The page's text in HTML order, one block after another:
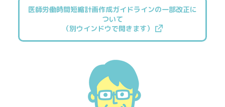
医師労働時間短縮計画作成ガイドラインの一部改正に
ついて
（別ウインドウで開きます）